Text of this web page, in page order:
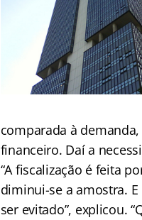
comparada à
financeiro. Daí a
“A fiscalização é feita
diminui-se a amostra.
ser evitado”, explicou.